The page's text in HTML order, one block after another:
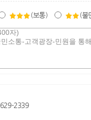
(보통) (불
2339